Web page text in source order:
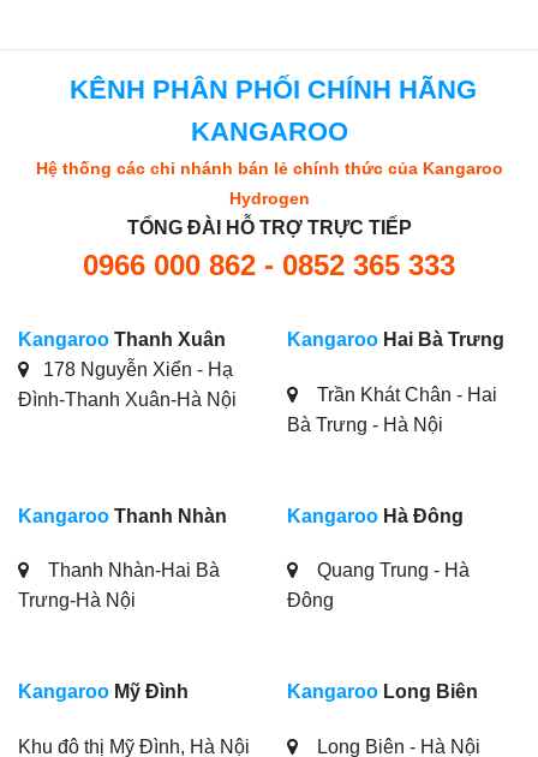
KÊNH PHÂN PHỐI CHÍNH HÃNG
KANGAROO
Hệ thống các chi nhánh bán lẻ chính thức của Kangaroo
Hydrogen
TỔNG ĐÀI HỖ TRỢ TRỰC TIẾP
0966 000 862 - 0852 365 333
Kangaroo Thanh Xuân
178 Nguyễn Xiển - Hạ
Đình-Thanh Xuân-Hà Nội
Kangaroo Hai Bà Trưng
Trần Khát Chân - Hai
Bà Trưng - Hà Nội
Kangaroo Thanh Nhàn
Thanh Nhàn-Hai Bà
Trưng-Hà Nội
Kangaroo Hà Đông
Quang Trung - Hà
Đông
Kangaroo Mỹ Đình
Khu đô thị Mỹ Đình, Hà Nội
Kangaroo Long Biên
Long Biên - Hà Nội